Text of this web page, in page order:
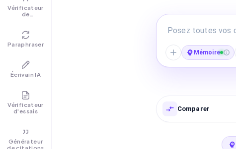
Vérificateur
de
Paraphraser
Écrivain IA
Vérificateur
d'essais
Générateur
Mémoire
Comparer